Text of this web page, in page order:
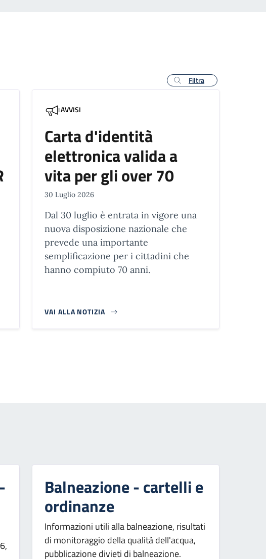
Filtra
AVVISI
Carta d'identità
elettronica valida a
vita per gli over 70
30 Luglio 2026
Dal 30 luglio è entrata in vigore una
nuova disposizione nazionale che
prevede una importante
semplificazione per i cittadini che
hanno compiuto 70 anni.
VAI ALLA NOTIZIA
successiva
Balneazione - cartelli e
ordinanze
Informazioni utili alla balneazione, risultati
di monitoraggio della qualità dell'acqua,
pubblicazione divieti di balneazione.